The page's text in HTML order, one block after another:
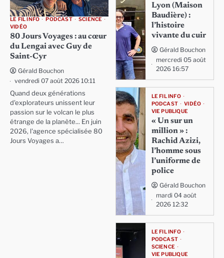
LE FIL INFO PODCAST
SCIENCE
VIDÉO
80 Jours Voyages : au cœur
du Lengai avec Guy de
Saint-Cyr
Gérald Bouchon
vendredi 07 août 2026 10:11
Quand deux générations
d'explorateurs unissent leur
passion sur le volcan le plus
étrange de la planète... En juin
2026, l'agence spécialisée 80
Jours Voyages a…
Lyon (Maison
Baudière) :
l’histoire
vivante du cuir
Gérald Bouchon
mercredi 05 août
2026 16:57
LE FIL INFO
PODCAST
VIDÉO
VIE PUBLIQUE
« Un sur un
million » :
Rachid Azizi,
l’homme sous
l’uniforme de
police
Gérald Bouchon
mardi 04 août
2026 12:32
LE FIL INFO
PODCAST
SCIENCE
VIE PUBLIQUE